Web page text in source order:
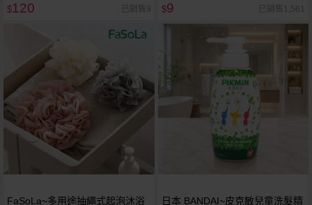
$120 已銷售9 $9 已銷售1,561
FaSoLa~多用途抽繩式起泡沐浴 日本 BANDAI~皮克敏兒童洗髮精